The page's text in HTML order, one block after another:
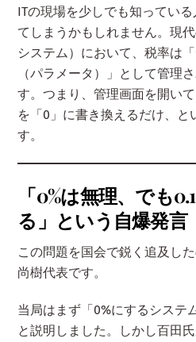
ITの現場を少しでも知ってい
てしまうかもしれません。現
システム）において、税率は
（パラメータ）」として管理
す。つまり、管理画面を開い
を「0」に書き換えるだけ、と
す。
「0%は無理、でも
る」という自爆発言
この問題を国会で鋭く追及し
尚樹代表です。
当局はまず「0%にするシステ
と説明しました。しかし百田